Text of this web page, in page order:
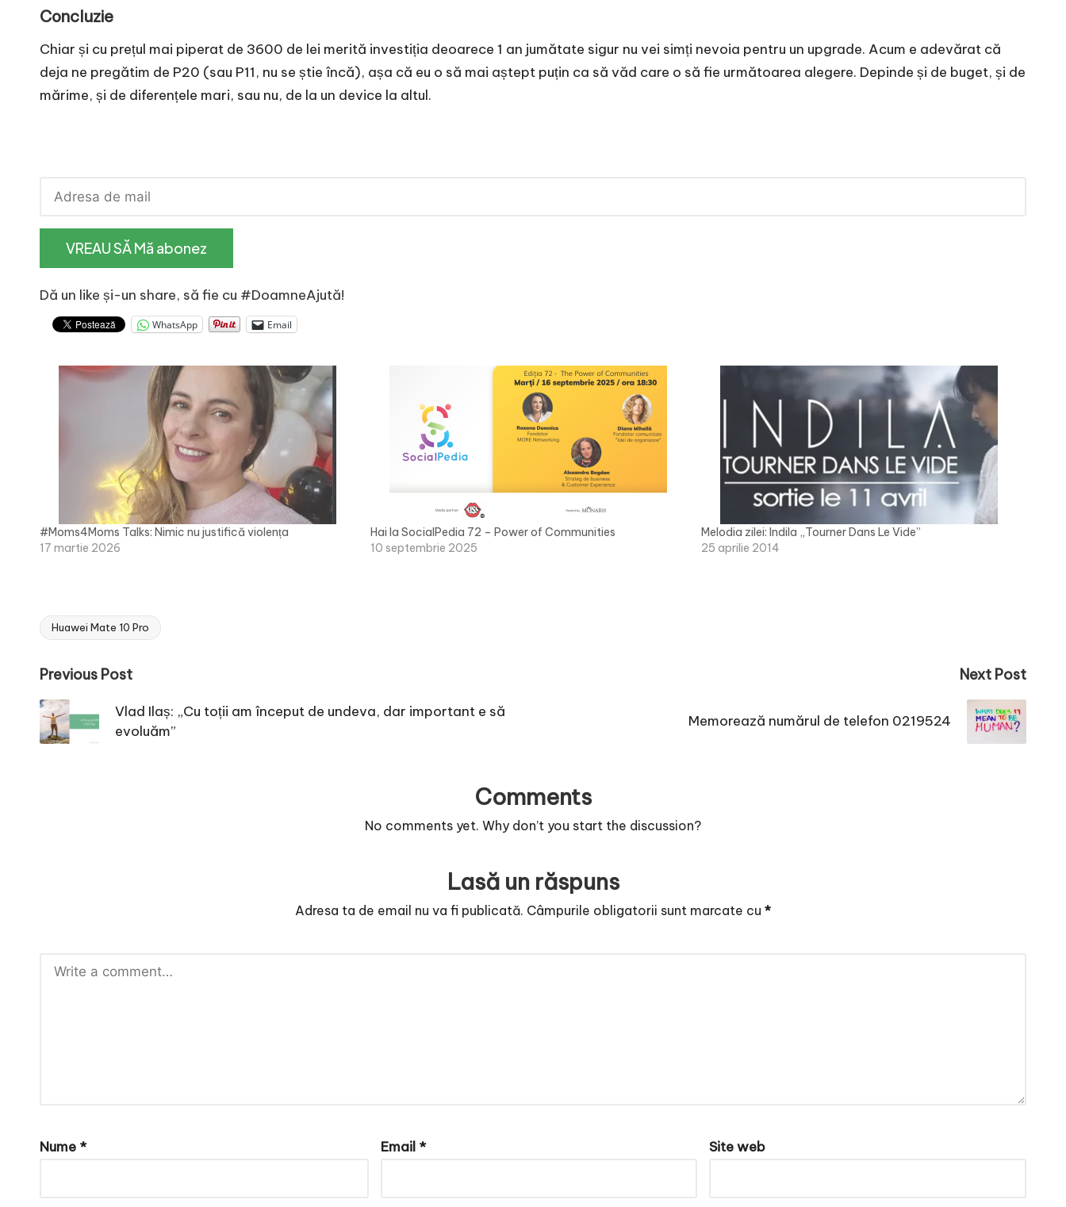
Concluzie
Chiar și cu prețul mai piperat de 3600 de lei merită investiția deoarece 1 an jumătate sigur nu vei simți nevoia pentru un upgrade. Acum e adevărat că
deja ne pregătim de P20 (sau P11, nu se știe încă), așa că eu o să mai aștept puțin ca să văd care o să fie următoarea alegere. Depinde și de buget, și de
mărime, și de diferențele mari, sau nu, de la un device la altul.
Dă un like și-un share, să fie cu #DoamneAjută!
WhatsApp Email
#Moms4Moms Talks: Nimic nu justifică violența
17 martie 2026
Hai la SocialPedia 72 – Power of Communities
10 septembrie 2025
Melodia zilei: Indila „Tourner Dans Le Vide”
25 aprilie 2014
Tags:
Huawei Mate 10 Pro
Post
navigation
Previous Post
Vlad Ilaș: „Cu toții am început de undeva, dar important e să
evoluăm”
Next Post
Memorează numărul de telefon 0219524
Comments
No comments yet. Why don’t you start the discussion?
Lasă un răspuns
Adresa ta de email nu va fi publicată. Câmpurile obligatorii sunt marcate cu *
Nume * Email * Site web